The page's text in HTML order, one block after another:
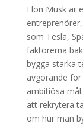
Elon Musk är
som Tesla,
faktorerna
bygga starka
avgörande
ambitiösa
att rekrytera
om hur man